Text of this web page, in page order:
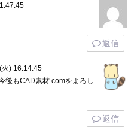
返信
) 16:14:45
後もCAD素材.comをよろし
返信